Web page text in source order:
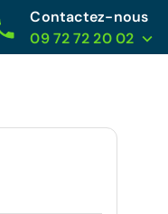
Contactez-nous
09 72 72 20 02